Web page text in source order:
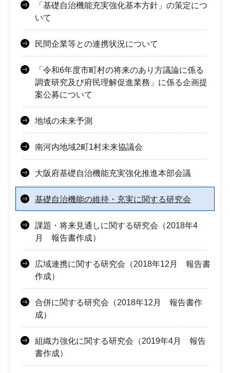
「基礎自治機能充実強化基本方針」の策定につ
いて
民間企業等との連携状況について
「令和6年度市町村の将来のあり方議論に係る
調査研究及び府民理解促進業務」に係る企画提
案公募について
地域の未来予測
南河内地域2町1村未来協議会
大阪府基礎自治機能充実強化推進本部会議
基礎自治機能の維持・充実に関する研究会
課題・将来見通しに関する研究会（2018年4
月 報告書作成）
広域連携に関する研究会（2018年12月 報告書
作成）
合併に関する研究会（2018年12月 報告書作
成）
組織力強化に関する研究会（2019年4月 報告
書作成）